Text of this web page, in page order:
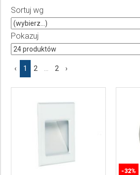
Producent
Wybierz producenta
Cena
Sortuj wg
Pokazuj
‹ 1 2 ... 2 ›
-32%